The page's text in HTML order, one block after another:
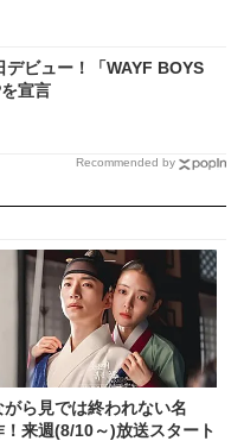
デビュー！「WAYF BOYS
宣言
Recommended by
がら見では終われない名
！来週(8/10～)放送スタート